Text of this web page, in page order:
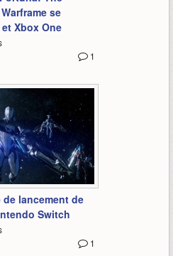
se
Xbox One
1
1:26
lancement de
Switch
1